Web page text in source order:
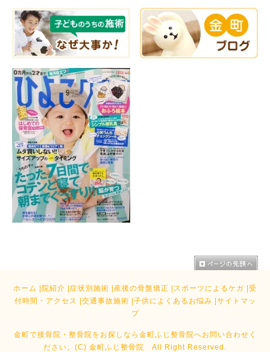
ホーム |院紹介 |症状別施術 | 産後の骨盤矯正 | スポーツによるケガ |受
付時間・アクセス |交通事故施術 |子供によくあるお悩み |サイトマッ
プ
金町で接骨院・整骨院をお探しなら金町ふじ整骨院へお問い合わせく
ださい。 (C) 金町ふじ整骨院 All Right Reserved.